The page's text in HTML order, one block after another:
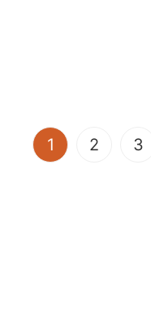
1 (current)
2 3